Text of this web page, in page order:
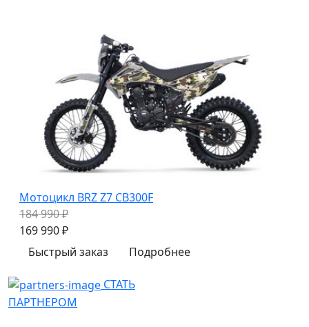
Мотоцикл BRZ Z7 CB300F
184 990 ₽
169 990 ₽
Быстрый заказ
Подробнее
СТАТЬ
ПАРТНЕРОМ